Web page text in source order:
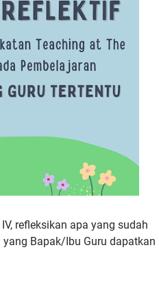
refleksikan apa yang sudah
Bapak/Ibu Guru dapatkan